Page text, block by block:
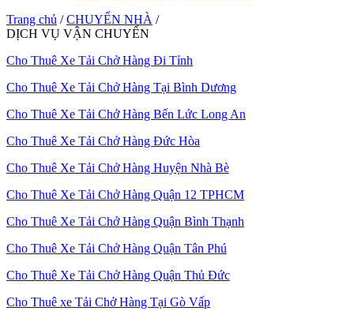
Trang chủ / CHUYỂN NHÀ /
DỊCH VỤ VẬN CHUYỂN
Cho Thuê Xe Tải Chở Hàng Đi Tỉnh
Cho Thuê Xe Tải Chở Hàng Tại Bình Dương
Cho Thuê Xe Tải Chở Hàng Bến Lức Long An
Cho Thuê Xe Tải Chở Hàng Đức Hòa
Cho Thuê Xe Tải Chở Hàng Huyện Nhà Bè
Cho Thuê Xe Tải Chở Hàng Quận 12 TPHCM
Cho Thuê Xe Tải Chở Hàng Quận Bình Thạnh
Cho Thuê Xe Tải Chở Hàng Quận Tân Phú
Cho Thuê Xe Tải Chở Hàng Quận Thủ Đức
Cho Thuê xe Tải Chở Hàng Tại Gò Vấp